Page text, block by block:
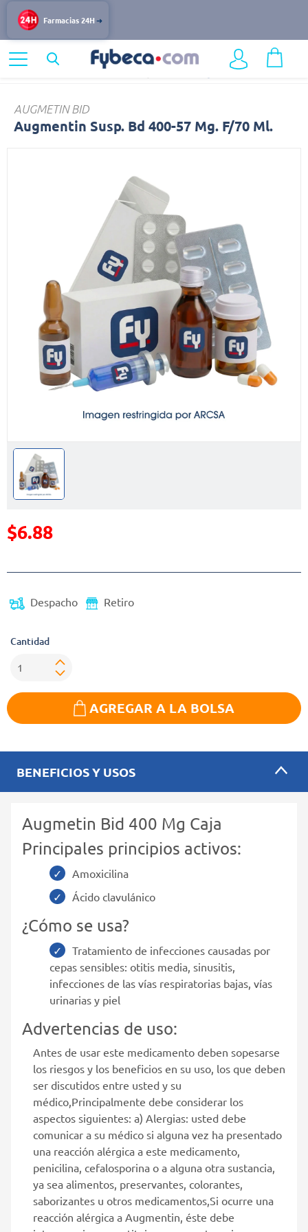
Farmacias 24H
Infecciones y Vacunas Augmentin
AUGMETIN BID
Augmentin Susp. Bd 400-57 Mg. F/70 Ml.
$6.88
Despacho Retiro
Cantidad
AGREGAR A LA BOLSA
BENEFICIOS Y USOS
Augmetin Bid 400 Mg Caja
Principales principios activos:
Amoxicilina
Ácido clavulánico
¿Cómo se usa?
Tratamiento de infecciones causadas por
cepas sensibles: otitis media, sinusitis,
infecciones de las vías respiratorias bajas, vías
urinarias y piel
Advertencias de uso:
Antes de usar este medicamento deben sopesarse
los riesgos y los beneficios en su uso, los que deben
ser discutidos entre usted y su
médico,Principalmente debe considerar los
aspectos siguientes: a) Alergias: usted debe
comunicar a su médico si alguna vez ha presentado
una reacción alérgica a este medicamento,
penicilina, cefalosporina o a alguna otra sustancia,
ya sea alimentos, preservantes, colorantes,
saborizantes u otros medicamentos,Si ocurre una
reacción alérgica a Augmentin, éste debe